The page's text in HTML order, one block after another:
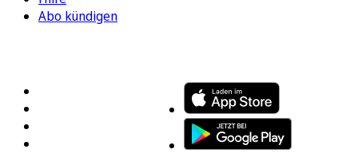
Abo kündigen